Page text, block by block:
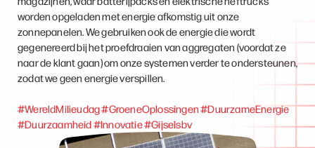
worden opgeladen met energie afkomstig uit onze
zonnepanelen. We gebruiken ook de energie die wordt
gegenereerd bij het proefdraaien van aggregaten (voordat ze
naar de klant gaan) om onze systemen verder te ondersteunen,
zodat we geen energie verspillen.
#WereldMilieudag#GroeneOplossingen#DuurzameEnergie
#Duurzaamheid#Innovatie#Gijselsbv